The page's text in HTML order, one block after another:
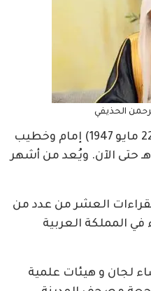
الحذيفي
علي بن عبد الرحمن الحذيفي (22 مايو 1947) إمام وخطيب
للمسجد النبوي منذ عام 1402هـ حتى الآن. ويُعد من أشهر
العشر من عدد من
في المملكة العربية
لجان و هيئات علمية